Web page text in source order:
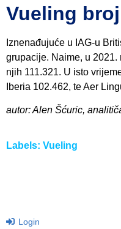
Vueling
Iznenađujuće u IAG-u
grupacije. Naime, u
njih 111.321. U isto
Iberia 102.462, te Aer
autor: Alen Šćuric,
Labels: Vueling
Login